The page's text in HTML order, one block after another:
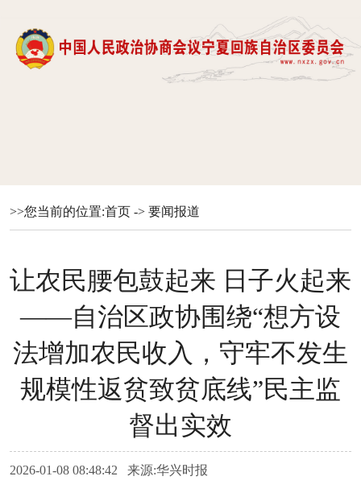
>>您当前的位置:首页 -> 要闻报道
让农民腰包鼓起来 日子火起来
——自治区政协围绕“想方设
法增加农民收入，守牢不发生
规模性返贫致贫底线”民主监
督出实效
2026-01-08 08:48:42 来源:华兴时报